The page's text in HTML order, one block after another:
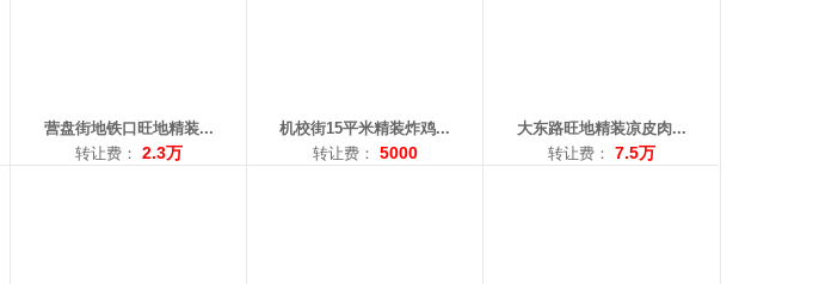
营盘街地铁口旺地精装...
转让费： 2.3万
机校街15平米精装炸鸡...
转让费： 5000
大东路旺地精装凉皮肉...
转让费： 7.5万